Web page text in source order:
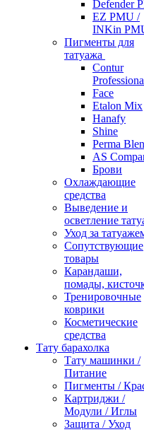
Defender
EZ PMU /
INKin
Пигменты для
татуажа
Contur
Face
Etalon Mix
Hanafy
Shine
Perma
AS
Брови
Охлаждающие
средства
Выведение и
осветление
Уход за
Сопутствующие
товары
Карандаши,
помады,
Тренировочные
коврики
Косметические
средства
Тату барахолка
Тату машинки /
Питание
Пигменты /
Картриджи /
Модули / Иглы
Защита / Уход